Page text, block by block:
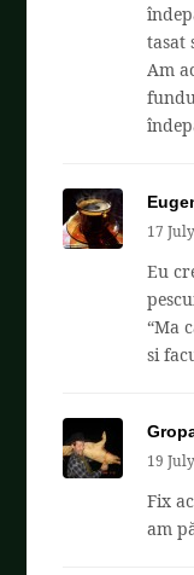
tasat
Am
17
Eu
“Ma
si
19
Fix
am